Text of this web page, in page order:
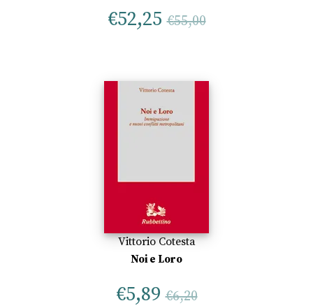
€52,25 €55,00
Vittorio Cotesta
Noi e Loro
€5,89 €6,20